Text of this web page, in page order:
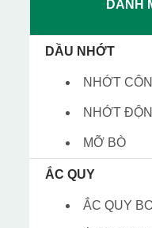
DANH
DẦU NHỚT
NHỚT
NHỚT
MỠ BÒ
ẮC QUY
ẮC QUY